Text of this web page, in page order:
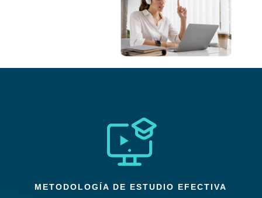
METODOLOGÍA DE ESTUDIO EFECTIVA